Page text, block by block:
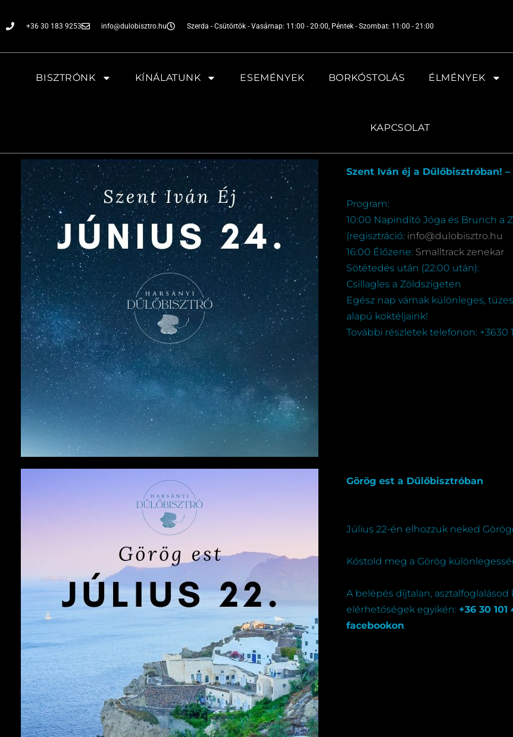
+36 30 183 9253 info@dulobisztro.hu Szerda - Csütörtök - Vasárnap: 11:00 - 20:00, Péntek - Szombat: 11:00 - 21:00
BISZTRÓNK KÍNÁLATUNK ESEMÉNYEK BORKÓSTOLÁS ÉLMÉNYEK
KAPCSOLAT
Szent Iván éj a Dűlőbisztróban! –
Program:
10:00 Napindító Jóga és Brunch a
(regisztráció: info@dulobisztro.hu
16:00 Élőzene: Smalltrack zenekar
Sötétedés után (22:00 után):
Csillagles a Zöldszigeten
Egész nap várnak különleges,
alapú koktéljaink!
További részletek telefonon: +3630
Görög est a Dűlőbisztróban
Július 22-én elhozzuk neked
Kóstold meg a Görög
A belépés díjtalan, asztalfoglalásod
elérhetőségek egyikén: +36 30 101
facebookon.